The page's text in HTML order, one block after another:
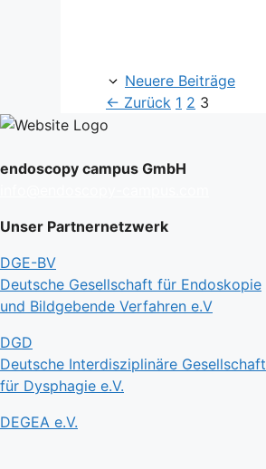
Neuere Beiträge
← Zurück Seite
1 Seite
2 Seite
3
endoscopy campus GmbH
Unser Partnernetzwerk
DGE-BV
Deutsche Gesellschaft für Endoskopie
und Bildgebende Verfahren e.V
DGD
Deutsche Interdisziplinäre Gesellschaft
für Dysphagie e.V.
DEGEA e.V.